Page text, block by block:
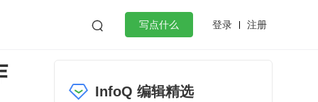
 写点什么 登录 注册
作
微服务架构 flutter
InfoQ 编辑精选